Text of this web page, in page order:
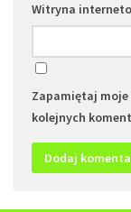
Witryna
Zapamiętaj
kolejnych